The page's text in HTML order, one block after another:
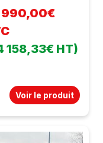
4 cylindres
: 2190 cc
: 1600 kg
de coupe :
avec 4
les 4 roues
990,00€
158,33€ HT)
Voir le produit